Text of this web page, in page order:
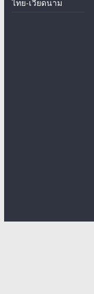
ไทย-เวียดนาม